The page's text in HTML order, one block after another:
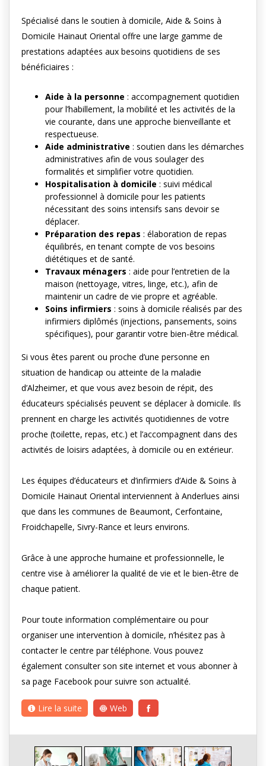
Spécialisé dans le soutien à domicile, Aide & Soins à
Domicile Hainaut Oriental offre une large gamme de
prestations adaptées aux besoins quotidiens de ses
bénéficiaires :
Aide à la personne : accompagnement quotidien
pour l’habillement, la mobilité et les activités de la
vie courante, dans une approche bienveillante et
respectueuse.
Aide administrative : soutien dans les démarches
administratives afin de vous soulager des
formalités et simplifier votre quotidien.
Hospitalisation à domicile : suivi médical
professionnel à domicile pour les patients
nécessitant des soins intensifs sans devoir se
déplacer.
Préparation des repas : élaboration de repas
équilibrés, en tenant compte de vos besoins
diététiques et de santé.
Travaux ménagers : aide pour l’entretien de la
maison (nettoyage, vitres, linge, etc.), afin de
maintenir un cadre de vie propre et agréable.
Soins infirmiers : soins à domicile réalisés par des
infirmiers diplômés (injections, pansements, soins
spécifiques), pour garantir votre bien-être médical.
Si vous êtes parent ou proche d’une personne en
situation de handicap ou atteinte de la maladie
d’Alzheimer, et que vous avez besoin de répit, des
éducateurs spécialisés peuvent se déplacer à domicile. Ils
prennent en charge les activités quotidiennes de votre
proche (toilette, repas, etc.) et l’accompagnent dans des
activités de loisirs adaptées, à domicile ou en extérieur.
Les équipes d’éducateurs et d’infirmiers d’Aide & Soins à
Domicile Hainaut Oriental interviennent à Anderlues ainsi
que dans les communes de Beaumont, Cerfontaine,
Froidchapelle, Sivry-Rance et leurs environs.
Grâce à une approche humaine et professionnelle, le
centre vise à améliorer la qualité de vie et le bien-être de
chaque patient.
Pour toute information complémentaire ou pour
organiser une intervention à domicile, n’hésitez pas à
contacter le centre par téléphone. Vous pouvez
également consulter son site internet et vous abonner à
sa page Facebook pour suivre son actualité.
Lire la suite Web